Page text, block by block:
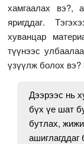
хамгаалах вэ?,
яригддаг.
хуванцар
түүнээс
үзүүлж болох вэ?
Дээрээс нь
бүх үе шат
бутлах,